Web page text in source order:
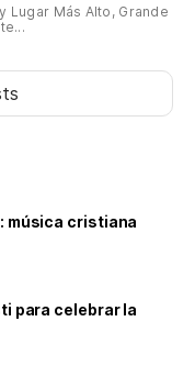
Lugar Más Alto, Grande
música cristiana
para celebrar la